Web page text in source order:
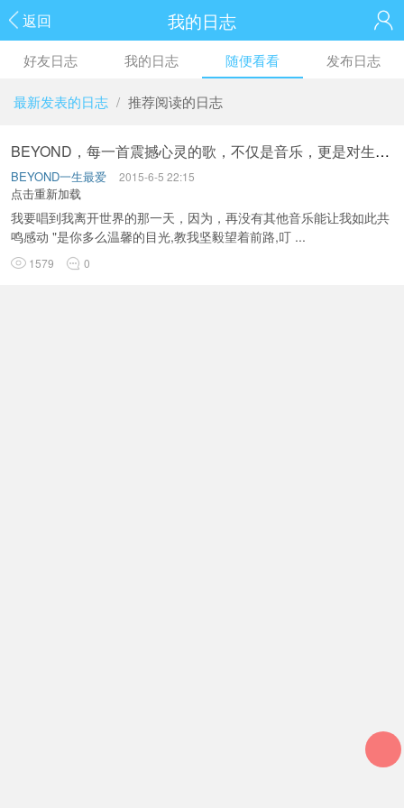
返回 我的日志
好友日志 我的日志 随便看看 发布日志
最新发表的日志 / 推荐阅读的日志
BEYOND，每一首震撼心灵的歌，不仅是音乐，更是对生命的感悟和超越!
BEYOND一生最爱 2015-6-5 22:15
点击重新加载
我要唱到我离开世界的那一天，因为，再没有其他音乐能让我如此共
鸣感动 "是你多么温馨的目光,教我坚毅望着前路,叮 ...
1579 0